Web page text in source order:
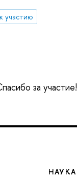
участию
за участие!
НАУКА